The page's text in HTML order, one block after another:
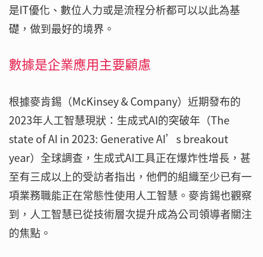
是IT優化、數位人力或是流程分析都可以以此為基
礎，做到最好的境界。
數據是企業應用主要顧慮
根據麥肯錫（McKinsey & Company）近期發布的
2023年人工智慧現狀：生成式AI的突破年（The
state of AI in 2023: Generative AI’s breakout
year）全球調查，生成式AI工具正在爆炸性增長，甚
至有三成以上的受訪者指出，他們的組織至少已有一
項業務職能正在常態性使用人工智慧。麥肯錫也觀察
到，人工智慧已從技術層次提升成為公司領導者關注
的焦點。